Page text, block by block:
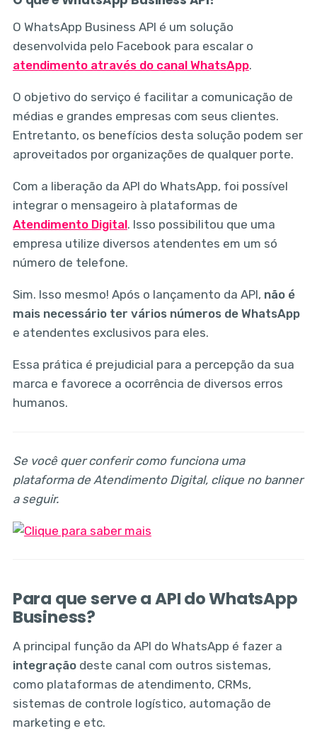
O WhatsApp Business API é um solução
desenvolvida pelo Facebook para escalar o
atendimento através do canal WhatsApp.
O objetivo do serviço é facilitar a comunicação de
médias e grandes empresas com seus clientes.
Entretanto, os benefícios desta solução podem ser
aproveitados por organizações de qualquer porte.
Com a liberação da API do WhatsApp, foi possível
integrar o mensageiro à plataformas de
Atendimento Digital. Isso possibilitou que uma
empresa utilize diversos atendentes em um só
número de telefone.
Sim. Isso mesmo! Após o lançamento da API, não é
mais necessário ter vários números de WhatsApp
e atendentes exclusivos para eles.
Essa prática é prejudicial para a percepção da sua
marca e favorece a ocorrência de diversos erros
humanos.
Se você quer conferir como funciona uma
plataforma de Atendimento Digital, clique no banner
a seguir.
Para que serve a API do WhatsApp
Business?
A principal função da API do WhatsApp é fazer a
integraçãodeste canal com outros sistemas,
como plataformas de atendimento, CRMs,
sistemas de controle logístico, automação de
marketing e etc.